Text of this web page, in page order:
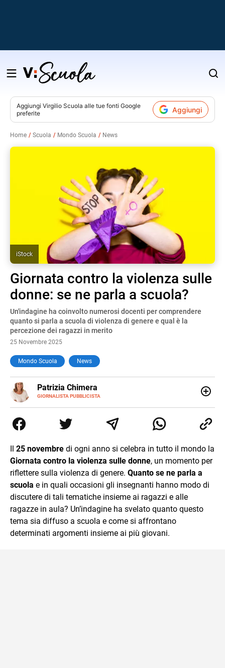
Salta
contenuto
Aggiungi Virgilio Scuola alle tue fonti Google
preferite
Aggiungi
Home Scuola Mondo Scuola News
iStock
Giornata contro la violenza sulle
donne: se ne parla a scuola?
Un'indagine ha coinvolto numerosi docenti per comprendere
quanto si parla a scuola di violenza di genere e qual è la
percezione dei ragazzi in merito
25 Novembre 2025
Mondo Scuola News
Patrizia Chimera
GIORNALISTA PUBBLICISTA
E-
MAIL
LINKEDIN
collaborato con grandi gruppi editoriali e agenzie di
comunicazione specializzandosi nella scrittura di articoli
Il 25 novembre di ogni anno si celebra in tutto il mondo la
Giornata contro la violenza sulle donne, un momento per
riflettere sulla violenza di genere. Quanto se ne parla a
scuola e in quali occasioni gli insegnanti hanno modo di
discutere di tali tematiche insieme ai ragazzi e alle
ragazze in aula? Un’indagine ha svelato quanto questo
tema sia diffuso a scuola e come si affrontano
determinati argomenti insieme ai più giovani.